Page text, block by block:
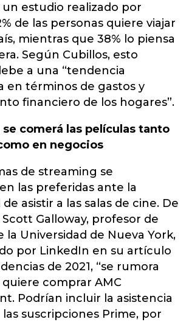
estudio realizado por
de las personas quiere viajar
mientras que 38% lo piensa
Según Cubillos, esto
a una “tendencia
en términos de gastos y
financiero de los hogares”.
comerá las películas tanto
en negocios
de streaming se
las preferidas ante la
asistir a las salas de cine. De
Galloway, profesor de
la Universidad de Nueva York,
por LinkedIn en su artículo
de 2021, “se rumora
comprar AMC
Podrían incluir la asistencia
las suscripciones Prime, por